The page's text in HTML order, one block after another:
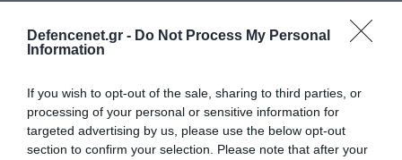
Defencenet.gr - Do Not Process My Personal
Information
If you wish to opt-out of the sale, sharing to third parties, or
processing of your personal or sensitive information for
targeted advertising by us, please use the below opt-out
section to confirm your selection. Please note that after your
Η Βόρεια Κορέα εκτόξευσε ομοβροντία
Ανατολικής Θάλασσας
Τι αναφέρει το γενικό επιτελείο εθνικής άμυνας της
Νότιας Κορέας